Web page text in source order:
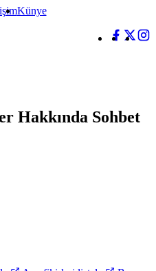
Künye
Hakkında Sohbet